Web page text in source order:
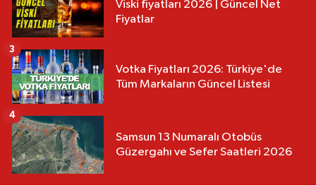
Viski fiyatları 2026 | Güncel Net
Fiyatlar
Votka Fiyatları 2026: Türkiye'de
Tüm Markaların Güncel Listesi
3
Samsun 13 Numaralı Otobüs
Güzergahı ve Sefer Saatleri 2026
4